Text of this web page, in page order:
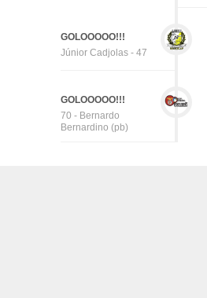
GOLOOOOO!!!
Júnior Cadjolas - 47
GOLOOOOO!!!
70 - Bernardo
Bernardino (pb)